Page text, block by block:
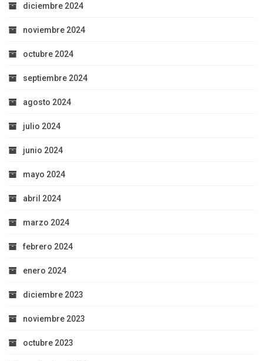
diciembre 2024
noviembre 2024
octubre 2024
septiembre 2024
agosto 2024
julio 2024
junio 2024
mayo 2024
abril 2024
marzo 2024
febrero 2024
enero 2024
diciembre 2023
noviembre 2023
octubre 2023